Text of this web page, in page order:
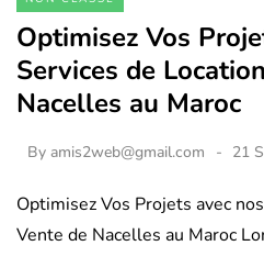
Optimisez Vos
Services de
Nacelles au Maroc
By amis2web@gmail.com 21
Optimisez Vos Projets avec
Vente de Nacelles au Maroc